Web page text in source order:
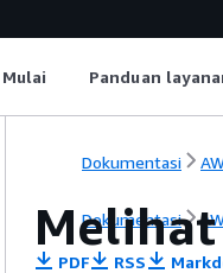
Mulai Panduan
Dokumentasi
Dokumentasi
PDF RSS